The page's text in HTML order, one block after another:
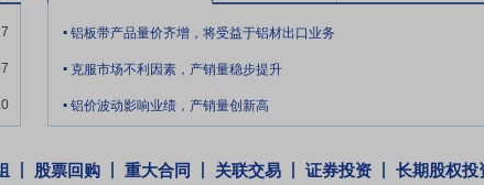
. 铝板带产品量价齐增，将受益于铝材出口业务
. 克服市场不利因素，产销量稳步提升
. 铝价波动影响业绩，产销量创新高
股票回购 重大合同 关联交易 证券投资 长期股权投